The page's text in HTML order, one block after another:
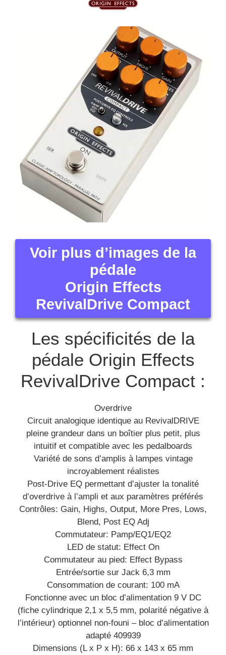
Voir plus d’images de la
pédale
Origin Effects
RevivalDrive Compact
Les spécificités de la
pédale Origin Effects
RevivalDrive Compact :
Overdrive
Circuit analogique identique au RevivalDRIVE
pleine grandeur dans un boîtier plus petit, plus
intuitif et compatible avec les pedalboards
Variété de sons d’amplis à lampes vintage
incroyablement réalistes
Post-Drive EQ permettant d’ajuster la tonalité
d’overdrive à l’ampli et aux paramètres préférés
Contrôles: Gain, Highs, Output, More Pres, Lows,
Blend, Post EQ Adj
Commutateur: Pamp/EQ1/EQ2
LED de statut: Effect On
Commutateur au pied: Effect Bypass
Entrée/sortie sur Jack 6,3 mm
Consommation de courant: 100 mA
Fonctionne avec un bloc d’alimentation 9 V DC
(fiche cylindrique 2,1 x 5,5 mm, polarité négative à
l’intérieur) optionnel non-founi – bloc d’alimentation
adapté 409939
Dimensions (L x P x H): 66 x 143 x 65 mm